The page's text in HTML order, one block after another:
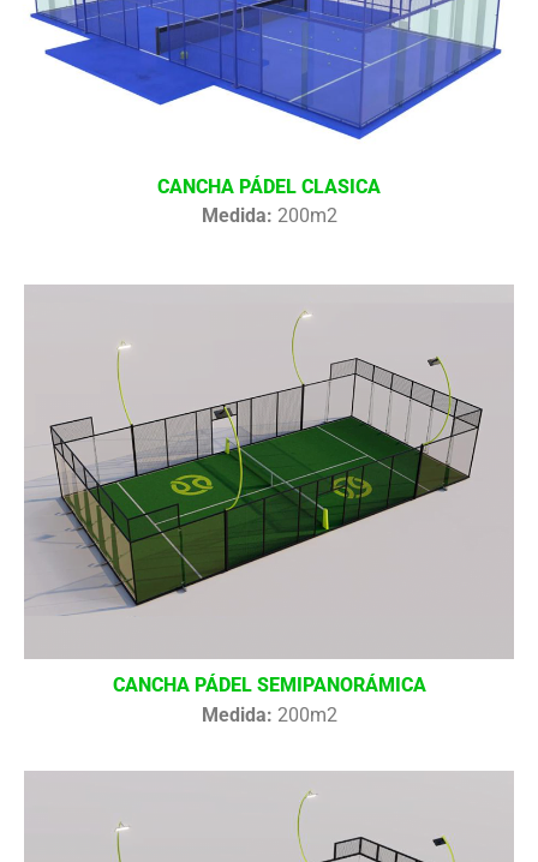
CANCHA PÁDEL CLASICA
Medida: 200m2
CANCHA PÁDEL SEMIPANORÁMICA
Medida: 200m2